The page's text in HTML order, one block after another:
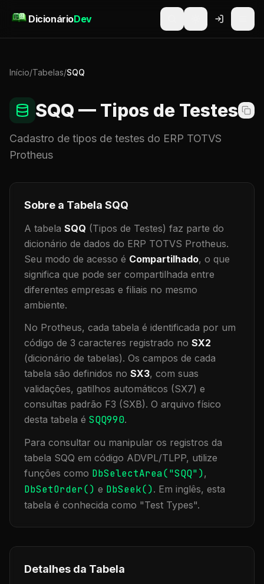
DicionárioDev
Início/Tabelas/SQQ
SQQ — Tipos de Testes
Cadastro de tipos de testes do ERP TOTVS
Protheus
Sobre a Tabela SQQ
A tabela SQQ (Tipos de Testes) faz parte do
dicionário de dados do ERP TOTVS Protheus.
Seu modo de acesso é Compartilhado, o que
significa que pode ser compartilhada entre
diferentes empresas e filiais no mesmo
ambiente.
No Protheus, cada tabela é identificada por um
código de 3 caracteres registrado no SX2
(dicionário de tabelas). Os campos de cada
tabela são definidos no SX3, com suas
validações, gatilhos automáticos (SX7) e
consultas padrão F3 (SXB). O arquivo físico
desta tabela é SQQ990.
Para consultar ou manipular os registros da
tabela SQQ em código ADVPL/TLPP, utilize
funções como DbSelectArea("SQQ"),
DbSetOrder() e DbSeek(). Em inglês, esta
tabela é conhecida como "Test Types".
Detalhes da Tabela